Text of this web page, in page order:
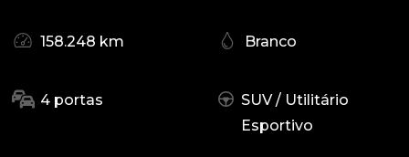
158.248 km Branco
4 portas
SUV / Utilitário
Esportivo